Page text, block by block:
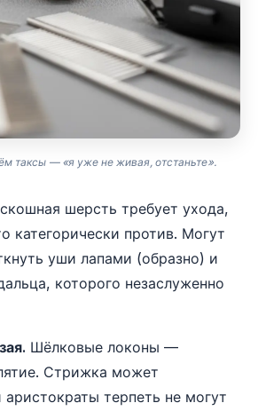
таксы — «я уже не живая, отстаньте».
шерсть требует ухода,
категорически против. Могут
уши лапами (образно) и
которого незаслуженно
Шёлковые локоны —
Стрижка может
аристократы терпеть не могут